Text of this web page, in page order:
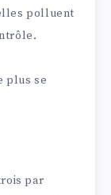
polluent
plus se
par